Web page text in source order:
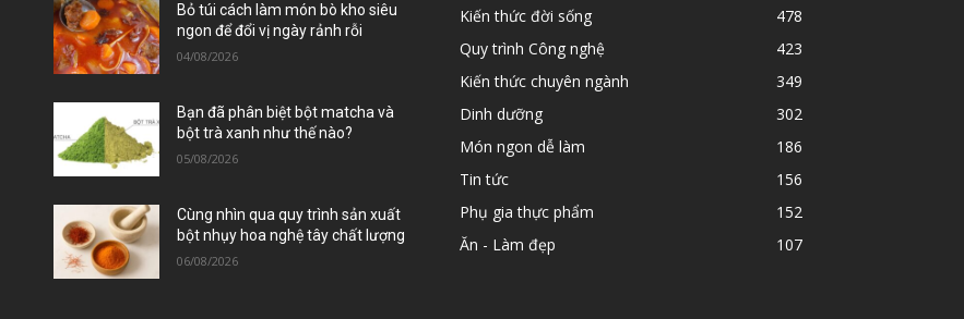
Bỏ túi cách làm món bò kho siêu
ngon để đổi vị ngày rảnh rỗi
04/08/2026
Bạn đã phân biệt bột matcha và
bột trà xanh như thế nào?
05/08/2026
Cùng nhìn qua quy trình sản xuất
bột nhụy hoa nghệ tây chất lượng
06/08/2026
Kiến thức đời sống
478
Quy trình Công nghệ
423
Kiến thức chuyên ngành
349
Dinh dưỡng
302
Món ngon dễ làm
186
Tin tức
156
Phụ gia thực phẩm
152
Ăn - Làm đẹp
107